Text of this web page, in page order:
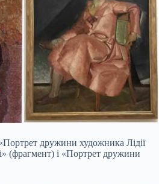
дружини художника Лідії
(фрагмент) і «Портрет дружини